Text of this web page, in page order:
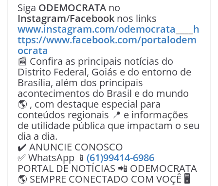
Siga ODEMOCRATA no
Instagram/Facebook nos links
www.instagram.com/odemocrata
h
ttps://www.facebook.com/portalodem
ocrata
📰 Confira as principais notícias do
Distrito Federal, Goiás e do entorno de
Brasília, além dos principais
acontecimentos do Brasil e do mundo
🌎 , com destaque especial para
conteúdos regionais 📍 e informações
de utilidade pública que impactam o seu
dia a dia.
✔️ ANUNCIE CONOSCO
✅ WhatsApp 📱 (61)99414-6986
PORTAL DE NOTÍCIAS 📲 ODEMOCRATA
🌎 SEMPRE CONECTADO COM VOÇÊ 🖥️